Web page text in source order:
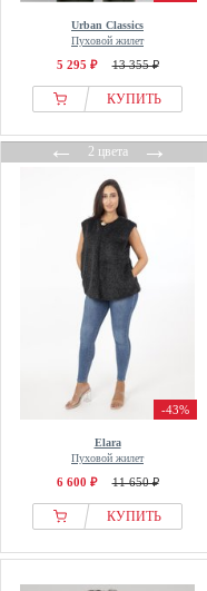
Urban Classics
Пуховой жилет
5 295 ₽ 13 355 ₽
КУПИТЬ
←2 цвета→
-43%
Elara
Пуховой жилет
6 600 ₽ 11 650 ₽
КУПИТЬ